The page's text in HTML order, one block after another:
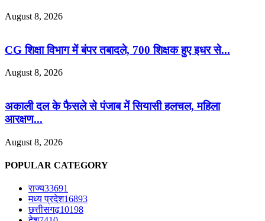
August 8, 2026
CG शिक्षा विभाग में बंपर तबादले, 700 शिक्षक हुए इधर से...
August 8, 2026
अकाली दल के फैसले से पंजाब में सियासी हलचल, महिला
आरक्षण...
August 8, 2026
POPULAR CATEGORY
राज्य33691
मध्य प्रदेश16893
छत्तीसगढ़10198